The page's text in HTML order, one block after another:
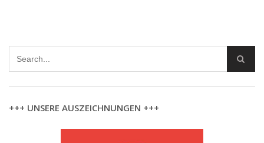
+++ UNSERE AUSZEICHNUNGEN +++